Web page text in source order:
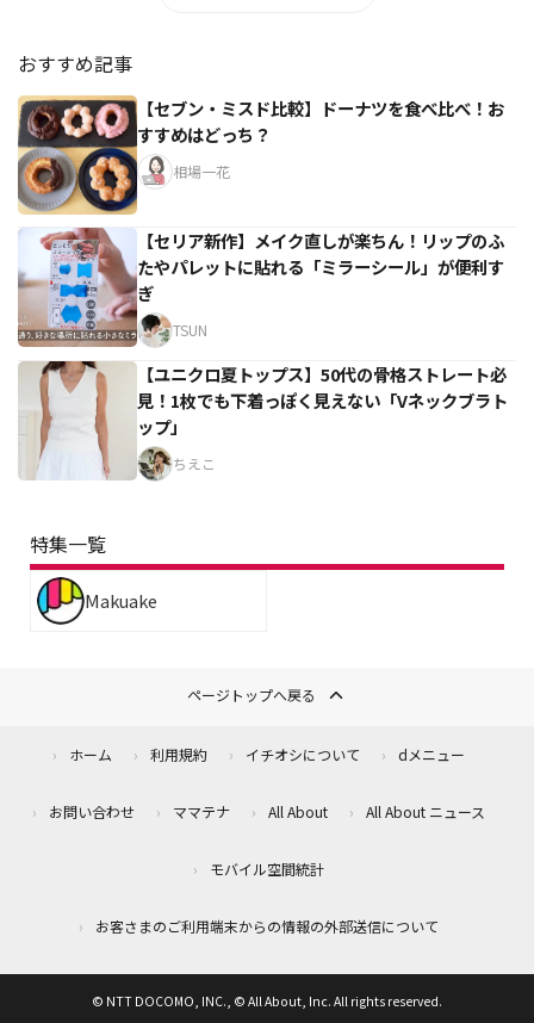
おすすめ記事
【セブン・ミスド比較】ドーナツを食べ比べ！お
すすめはどっち？
相場一花
【セリア新作】メイク直しが楽ちん！リップのふ
たやパレットに貼れる「ミラーシール」が便利す
ぎ
TSUN
【ユニクロ夏トップス】50代の骨格ストレート必
見！1枚でも下着っぽく見えない「Vネックブラト
ップ」
ちえこ
特集一覧
Makuake
ページトップへ戻る
ホーム 利用規約 イチオシについて dメニュー
お問い合わせ ママテナ All About All About ニュース
モバイル空間統計
お客さまのご利用端末からの情報の外部送信について
© NTT DOCOMO, INC., © All About, Inc. All rights reserved.